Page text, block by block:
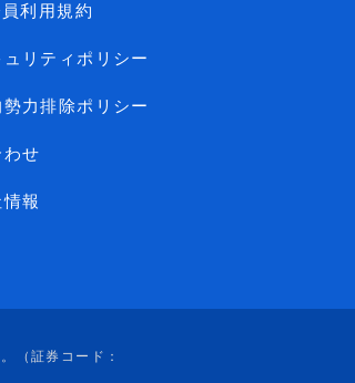
利用規約
リティポリシー
勢力排除ポリシー
せ
報